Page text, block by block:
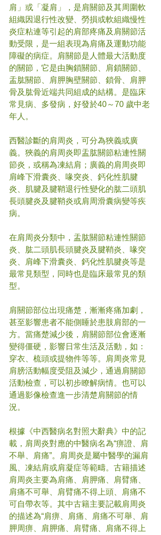
肩」或「凝肩」，是肩關節及其周圍軟
組織因退行性改變、勞損或軟組織慢性
炎症粘連等引起的肩部疼痛及肩關節活
動受限，是一組表現為肩痛及運動功能
障礙的病症。肩關節是人體最大活動度
的關節，它是由胸鎖關節、肩鎖關節、
盂肱關節、肩胛胸壁關節、鎖骨、肩胛
骨及肱骨近端共同組成的結構。是臨床
常見病、多發病，好發於40～70 歲中老
年人。
西醫診斷的肩周炎，可分為狹義或廣
義。狹義的肩周炎即盂肱關節粘連性關
節炎，或稱為凍結肩；廣義的肩周炎即
肩峰下滑囊炎、喙突炎、鈣化性肌腱
炎、肌腱及腱鞘退行性變化的肱二頭肌
長頭腱炎及腱鞘炎或肩周滑囊病變等疾
病。
在肩周炎分類中，盂肱關節粘連性關節
炎、肱二頭肌長頭腱炎及腱鞘炎、喙突
炎、肩峰下滑囊炎、鈣化性肌腱炎等是
最常見類型，同時也是臨床最常見的類
型。
肩關節部位出現痛楚，漸漸疼痛加劇，
甚至影響患者不能側睡於患肢肩部的一
方。當痛楚減少後，肩關節部位會逐漸
變得僵硬，影響日常生活及活動，如：
穿衣、梳頭或提物件等等。肩周炎常見
肩膀活動幅度受阻及減少，通過肩關節
活動檢查，可以初步瞭解病情。也可以
通過影像檢查進一步清楚肩關節的情
況。
根據《中西醫病名對照大辭典》中的記
載，肩周炎對應的中醫病名為“痹證、肩
不舉、肩痛”。肩周炎是屬中醫學的漏肩
風、凍結肩或肩凝症等範疇。古籍描述
肩周炎主要為肩痛、肩胛痛、肩臂痛、
肩痛不可舉、肩臂痛不得上頭、肩痛不
可自帶衣等。其中古籍主要記載肩周炎
的描述為“肩痹、肩痛、肩痛不可舉、肩
胛周痹、肩胛痛、肩臂痛、肩痛不得上